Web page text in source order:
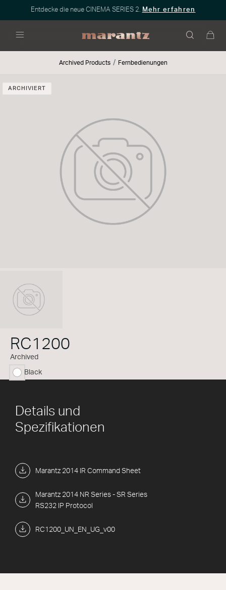
Entdecke die neue CINEMA SERIES 2. Mehr erfahren
Archived Products Fernbedienungen
ARCHIVIERT
RC1200
Archived
ausgewählt
Black
Details und
Spezifikationen
Marantz 2014 IR Command Sheet
Marantz 2014 NR Series - SR Series
RS232 IP Protocol
RC1200_UN_EN_UG_v00